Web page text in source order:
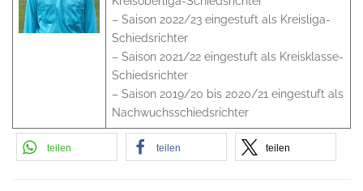
– Saison 2022/23 eingestuft als Kreisliga-
Schiedsrichter
– Saison 2021/22 eingestuft als Kreisklasse-
Schiedsrichter
– Saison 2019/20 bis 2020/21 eingestuft als
Nachwuchsschiedsrichter
teilen teilen teilen